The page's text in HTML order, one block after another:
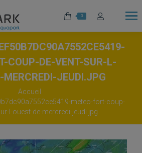
0
COUP-DE-VENT-SUR-L-
MERCREDI-JEUDI.JPG
Accueil
meteo-fort-coup-
l-ouest-de-mercredi-jeudi.jpg